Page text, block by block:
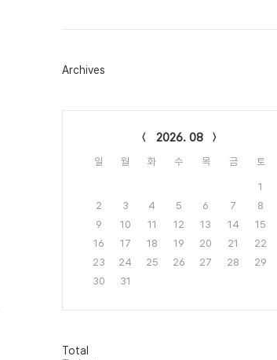
그
Archives
2026. 08
일 월 화 수 목 금 토
1
2
3 4 5 6 7
8
9
10 11 12 13 14
15
16
17 18 19 20 21
22
23
24 25 26 27 28
29
30
31
방
Total